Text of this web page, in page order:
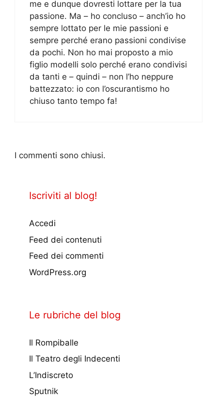
me e dunque dovresti lottare per la tua
passione. Ma – ho concluso – anch’io ho
sempre lottato per le mie passioni e
sempre perché erano passioni condivise
da pochi. Non ho mai proposto a mio
figlio modelli solo perché erano condivisi
da tanti e – quindi – non l’ho neppure
battezzato: io con l’oscurantismo ho
chiuso tanto tempo fa!
I commenti sono chiusi.
Iscriviti al blog!
Accedi
Feed dei contenuti
Feed dei commenti
WordPress.org
Le rubriche del blog
Il Rompiballe
Il Teatro degli Indecenti
L’Indiscreto
Sputnik